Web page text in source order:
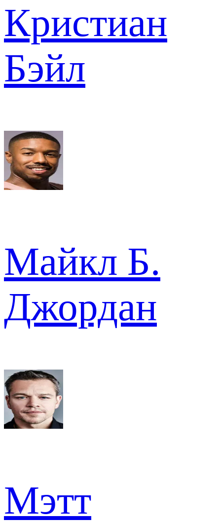
Кристиан
Бэйл
Майкл Б.
Джордан
Мэтт